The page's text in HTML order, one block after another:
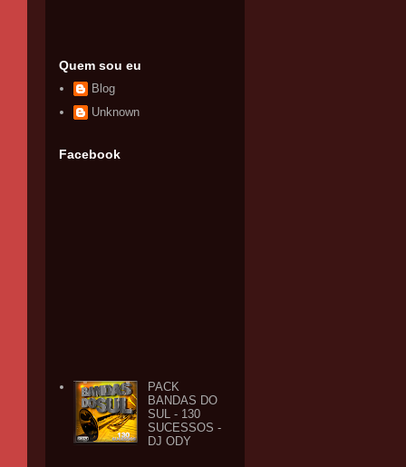
Quem sou eu
Blog
Unknown
Facebook
PACK
BANDAS DO
SUL - 130
SUCESSOS -
DJ ODY